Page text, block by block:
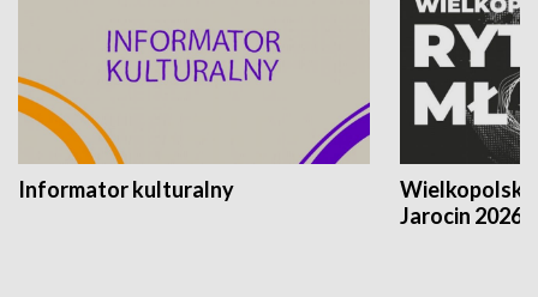
Informator kulturalny
Jarocin 2026